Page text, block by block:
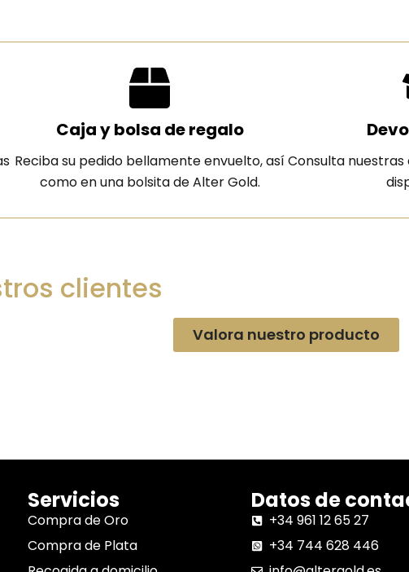
Caja y bolsa de regalo
Reciba su pedido bellamente envuelto, así
como en una bolsita de Alter Gold.
Consulta
clientes
Valora nuestro producto
Servicios
Compra de Oro
Compra de Plata
Datos de
+34 961 12 65 27
+34 744 628 446